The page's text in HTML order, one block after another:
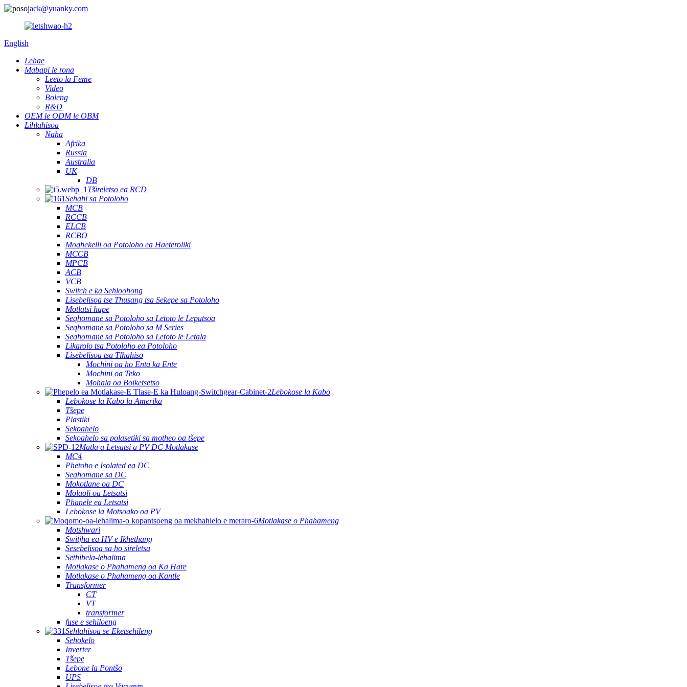
jack@yuanky.com
English
Lehae
Mabapi le rona
Leeto la Feme
Video
Boleng
R&D
OEM le ODM le OBM
Lihlahisoa
Naha
Afrika
Russia
Australia
UK
DB
Tšireletso ea RCD
Sehahi sa Potoloho
MCB
RCCB
ELCB
RCBO
Moqhekelli oa Potoloho ea Haeteroliki
MCCB
MPCB
ACB
VCB
Switch e ka Sehloohong
Lisebelisoa tse Thusang tsa Sekepe sa Potoloho
Motlatsi hape
Seqhomane sa Potoloho sa Letoto le Leputsoa
Seqhomane sa Potoloho sa M Series
Seqhomane sa Potoloho sa Letoto le Letala
Likarolo tsa Potoloho ea Potoloho
Lisebelisoa tsa Tlhahiso
Mochini oa ho Enta ka Ente
Mochini oa Teko
Mohala oa Boiketsetso
Lebokose la Kabo
Lebokose la Kabo la Amerika
Tšepe
Plastiki
Sekoahelo
Sekoahelo sa polasetiki sa motheo oa tšepe
Matla a Letsatsi a PV DC Motlakase
MC4
Phetoho e Isolated ea DC
Seqhomane sa DC
Mokotlane oa DC
Molaoli oa Letsatsi
Phanele ea Letsatsi
Lebokose la Motsoako oa PV
Motlakase o Phahameng
Motshwari
Switjha ea HV e Ikhethang
Sesebelisoa sa ho sireletsa
Sethibela-lehalima
Motlakase o Phahameng oa Ka Hare
Motlakase o Phahameng oa Kantle
Transformer
CT
VT
transformer
fuse e sehiloeng
Sehlahisoa se Eketsehileng
Sehokelo
Inverter
Tšepe
Lebone la Pontšo
UPS